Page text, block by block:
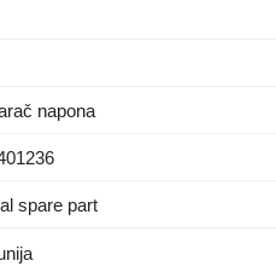
napona
spare part